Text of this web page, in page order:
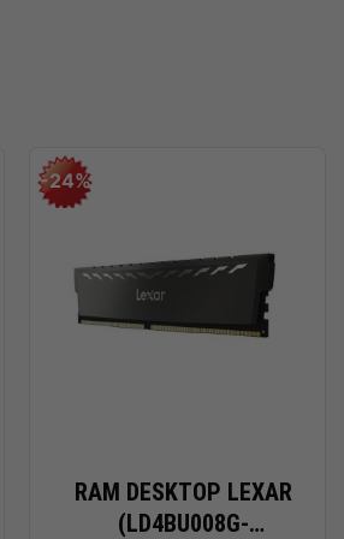
-24%
RAM DESKTOP LEXAR
(LD4BU008G-